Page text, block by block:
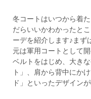
冬コートはいつから着
だらいいかわかったと
ーデを紹介します♪まず
元は軍用コートとして
ベルトをはじめ、大き
ト」、肩から背中にか
ド」といったデザイン